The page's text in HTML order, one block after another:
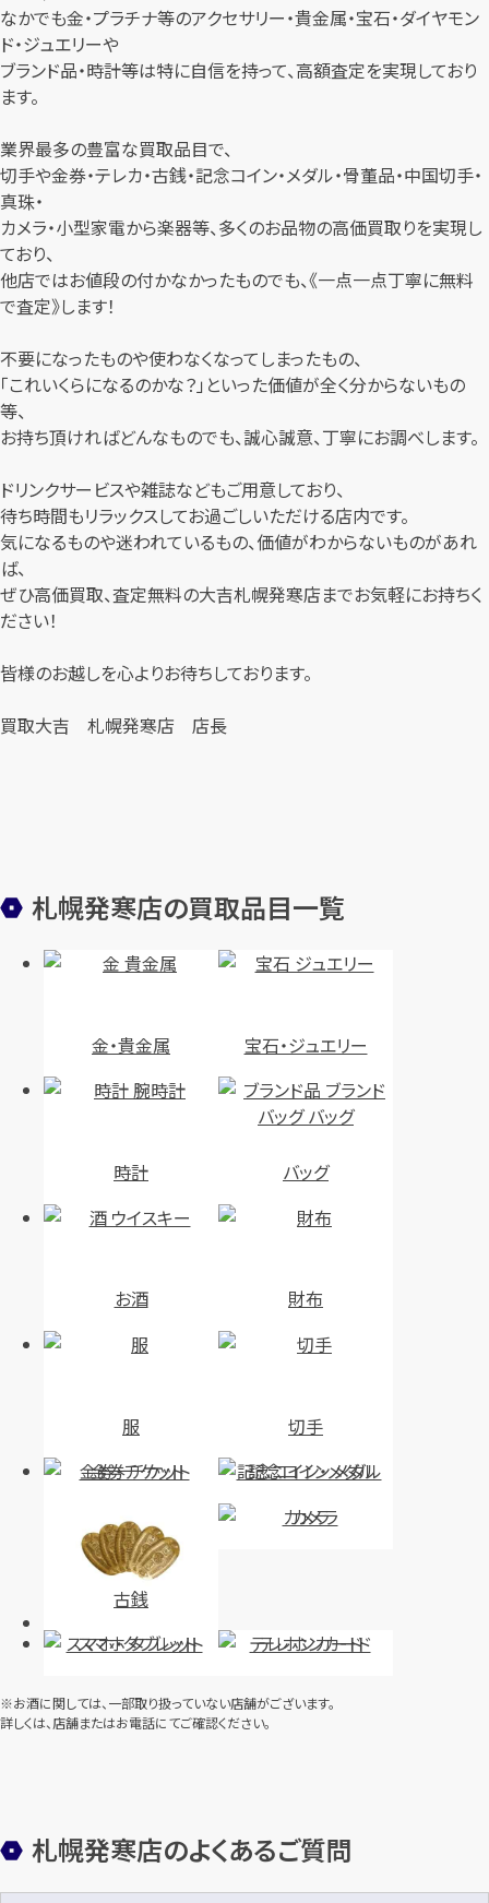
なかでも金・プラチナ等のアクセサリー・貴金属・宝石・ダイヤモン
ド・ジュエリーや
ブランド品・時計等は特に自信を持って、高額査定を実現しており
ます。
業界最多の豊富な買取品目で、
切手や金券・テレカ・古銭・記念コイン・メダル・骨董品・中国切手・
真珠・
カメラ・小型家電から楽器等、多くのお品物の高価買取りを実現し
ており、
他店ではお値段の付かなかったものでも、《一点一点丁寧に無料
で査定》します！
不要になったものや使わなくなってしまったもの、
「これいくらになるのかな？」といった価値が全く分からないもの
等、
お持ち頂ければどんなものでも、誠心誠意、丁寧にお調べします。
ドリンクサービスや雑誌などもご用意しており、
待ち時間もリラックスしてお過ごしいただける店内です。
気になるものや迷われているもの、価値がわからないものがあれ
ば、
ぜひ高価買取、査定無料の大吉札幌発寒店までお気軽にお持ちく
ださい！
皆様のお越しを心よりお待ちしております。
買取大吉 札幌発寒店 店長
札幌発寒店の買取品目一覧
金・貴金属 宝石・ジュエリー
時計 バッグ
お酒 財布
服
切手
金券・チケット
記念コイン・メダル
古銭
カメラ
スマホ・タブレット テレホンカード
※お酒に関しては、一部取り扱っていない店舗がございます。
詳しくは、店舗またはお電話にてご確認ください。
札幌発寒店のよくあるご質問